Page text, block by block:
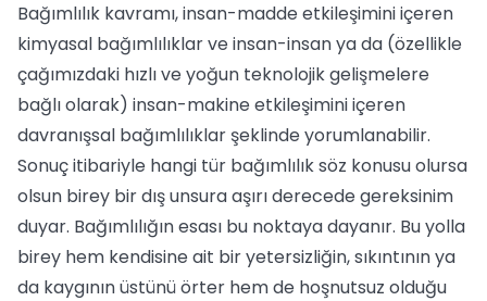
Bağımlılık kavramı, insan-madde etkileşimini içeren
kimyasal bağımlılıklar ve insan-insan ya da (özellikle
çağımızdaki hızlı ve yoğun teknolojik gelişmelere
bağlı olarak) insan-makine etkileşimini içeren
davranışsal bağımlılıklar şeklinde yorumlanabilir.
Sonuç itibariyle hangi tür bağımlılık söz konusu olursa
olsun birey bir dış unsura aşırı derecede gereksinim
duyar. Bağımlılığın esası bu noktaya dayanır. Bu yolla
birey hem kendisine ait bir yetersizliğin, sıkıntının ya
da kaygının üstünü örter hem de hoşnutsuz olduğu